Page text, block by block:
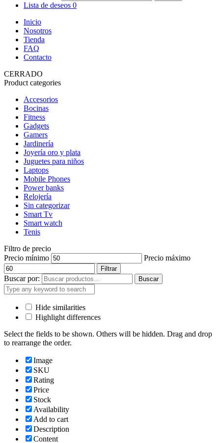
Lista de deseos 0
Inicio
Nosotros
Tienda
FAQ
Contacto
CERRADO
Product categories
Accesorios
Bocinas
Fitness
Gadgets
Gamers
Jardinería
Joyería oro y plata
Juguetes para niños
Laptops
Mobile Phones
Power banks
Relojería
Sin categorizar
Smart Tv
Smart watch
Tenis
Filtro de precio
Precio mínimo
Precio máximo
Filtrar
Buscar por: Buscar
Hide similarities
Highlight differences
Select the fields to be shown. Others will be hidden. Drag and drop
to rearrange the order.
Image
SKU
Rating
Price
Stock
Availability
Add to cart
Description
Content